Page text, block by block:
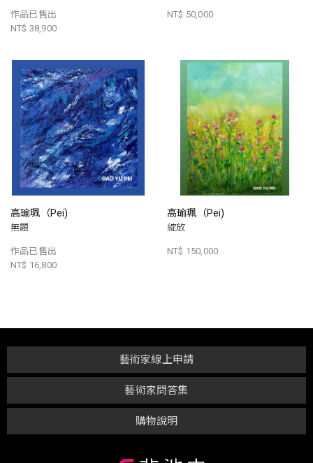
作品已售出
NT$ 38,900
NT$ 50,000
高瑜珮（Pei)
無題
作品已售出
NT$ 16,800
高瑜珮（Pei)
綻放
NT$ 150,000
購物說明
藝術家問答集
藝術家線上申請